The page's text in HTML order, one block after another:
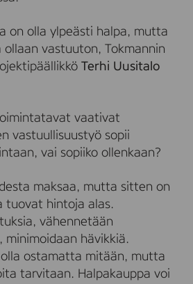
on olla ylpeästi halpa, mutta
vastuuton, Tokmannin
Terhi Uusitalo
vaativat
vastuullisuustyö sopii
vai sopiiko ollenkaan?
maksaa, mutta sitten on
tuovat hintoja alas.
vähennetään
minimoidaan hävikkiä.
ostamatta mitään, mutta
tarvitaan. Halpakauppa voi